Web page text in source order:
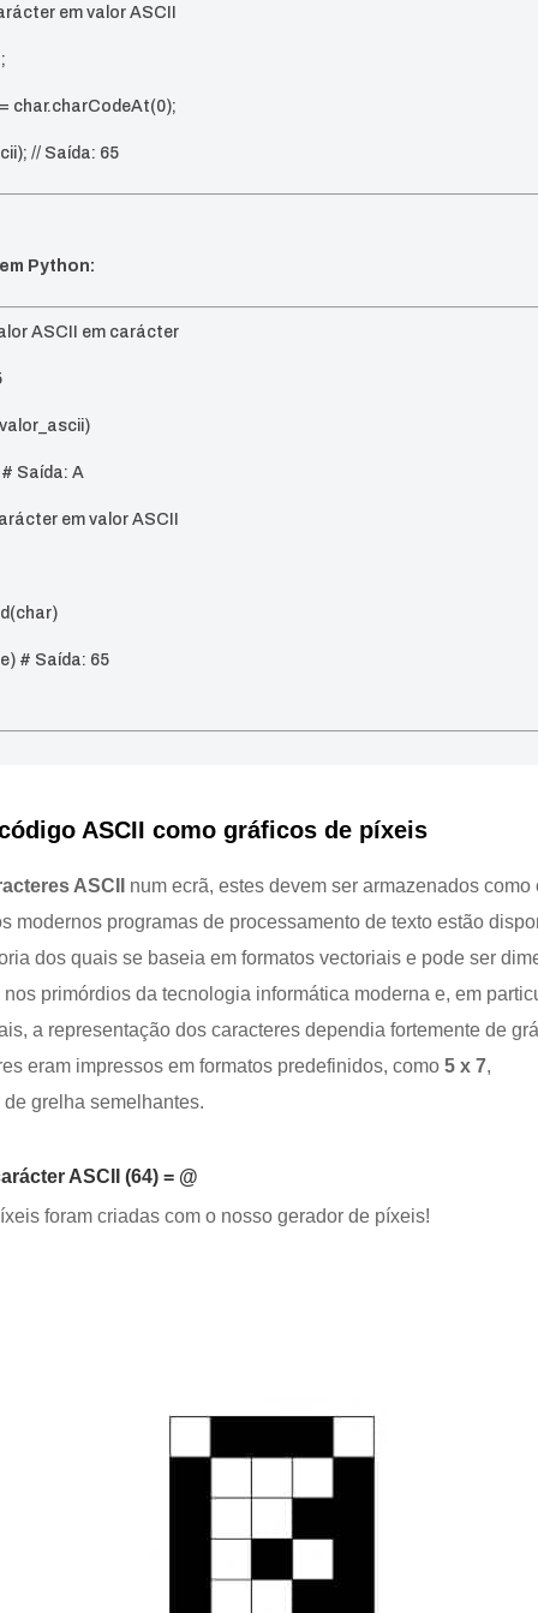
em valor ASCII
char.charCodeAt(0);
// Saída: 65
Python:
ASCII em carácter
Saída: A
em valor ASCII
# Saída: 65
ASCII como gráficos de píxeis
ASCII
num ecrã, estes devem ser armazenados
modernos programas de processamento de texto estão
dos quais se baseia em formatos vectoriais e pode ser
primórdios da tecnologia informática moderna e, em
a representação dos caracteres dependia fortemente de
eram impressos em formatos predefinidos, como5 x 7,
grelha semelhantes.
ASCII (64) = @
foram criadas com o nosso gerador de píxeis!